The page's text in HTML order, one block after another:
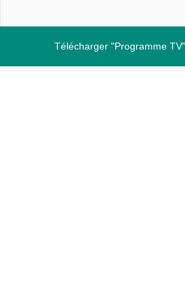
Télécharger "Programme